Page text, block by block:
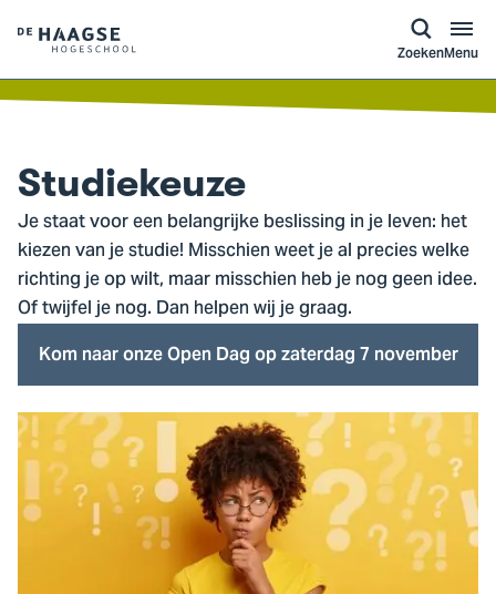
Logo
van
De
Hogeschool,
ga
naar
de
homepagina
ZoekenMenu
Studiekeuze
Je staat voor een belangrijke beslissing in je leven: het
kiezen van je studie! Misschien weet je al precies welke
richting je op wilt, maar misschien heb je nog geen idee.
Of twijfel je nog. Dan helpen wij je graag.
Kom naar onze Open Dag op zaterdag 7 november